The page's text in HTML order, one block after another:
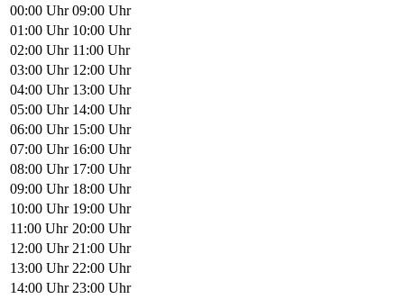
00:00 Uhr 09:00 Uhr
01:00 Uhr 10:00 Uhr
02:00 Uhr 11:00 Uhr
03:00 Uhr 12:00 Uhr
04:00 Uhr 13:00 Uhr
05:00 Uhr 14:00 Uhr
06:00 Uhr 15:00 Uhr
07:00 Uhr 16:00 Uhr
08:00 Uhr 17:00 Uhr
09:00 Uhr 18:00 Uhr
10:00 Uhr 19:00 Uhr
11:00 Uhr 20:00 Uhr
12:00 Uhr 21:00 Uhr
13:00 Uhr 22:00 Uhr
14:00 Uhr 23:00 Uhr